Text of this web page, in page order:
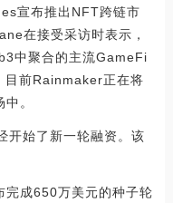
宣布推出NFT跨链市
在接受采访时表示，
中聚合的主流GameFi
目前Rainmaker正在将
。
开始了新一轮融资。该
成650万美元的种子轮